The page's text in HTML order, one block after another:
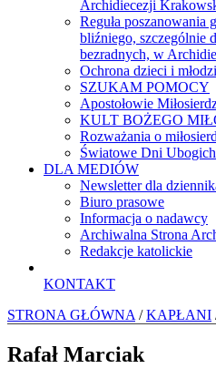
Archidiecezji
Reguła poszanowania
bliźniego, szczególnie
bezradnych, w
Ochrona dzieci i
SZUKAM POMOCY
Apostołowie
KULT BOŻEGO
Rozważania o
Światowe Dni Ubogich
DLA MEDIÓW
Newsletter dla
Biuro prasowe
Informacja o nadawcy
Archiwalna Strona
Redakcje katolickie
KONTAKT
STRONA GŁÓWNA /KAPŁANI
Rafał Marciak